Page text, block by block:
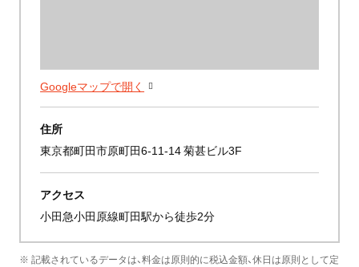
Googleマップで開く
住所
東京都町田市原町田6-11-14 菊甚ビル3F
アクセス
小田急小田原線町田駅から徒歩2分
※ 記載されているデータは、料金は原則的に税込金額、休日は原則として定